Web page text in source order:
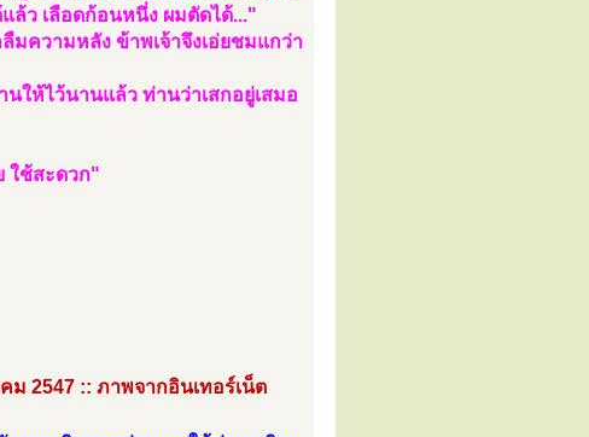
ล้ว เลือดก้อนหนึ่ง ผมตัดได้..."
มความหลัง ข้าพเจ้าจึงเอ่ยชมแกว่า
ห้ไว้นานแล้ว ท่านว่าเสกอยู่เสมอ
ใช้สะดวก"
2547 :: ภาพจากอินเทอร์เน็ต